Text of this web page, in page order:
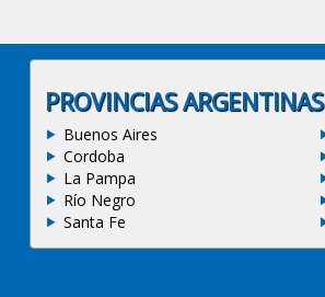
PROVINCIAS ARGENTINAS
Buenos Aires
Cordoba
La Pampa
Río Negro
Santa Fe